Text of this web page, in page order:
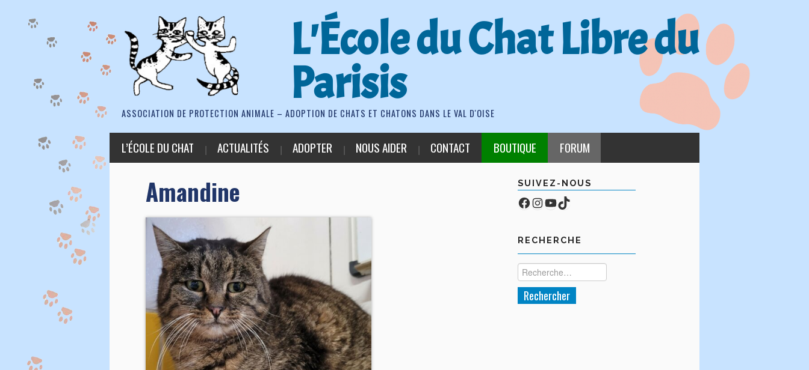
L'École du Chat Libre du
Parisis
ASSOCIATION DE PROTECTION ANIMALE – ADOPTION DE CHATS ET CHATONS DANS LE VAL D'OISE
L’ÉCOLE DU CHAT ACTUALITÉS ADOPTER NOUS AIDER CONTACT BOUTIQUE FORUM
Amandine SUIVEZ-NOUS
Facebook
Compte Instagram
YouTube
TikTok
RECHERCHE